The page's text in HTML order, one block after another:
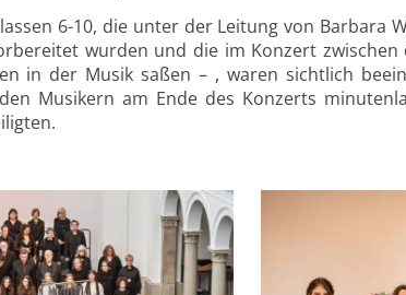
6-10, die unter der Leitung von Barbara
wurden und die im Konzert
in der Musik saßen – , waren sichtlich
Musikern am Ende des Konzerts